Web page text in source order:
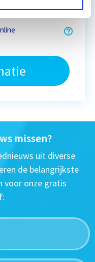
missen?
uit diverse
de belangrijkste
voor onze gratis